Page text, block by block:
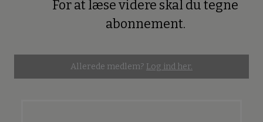
For at læse videre skal du tegne
abonnement.
Allerede medlem? Log ind her.